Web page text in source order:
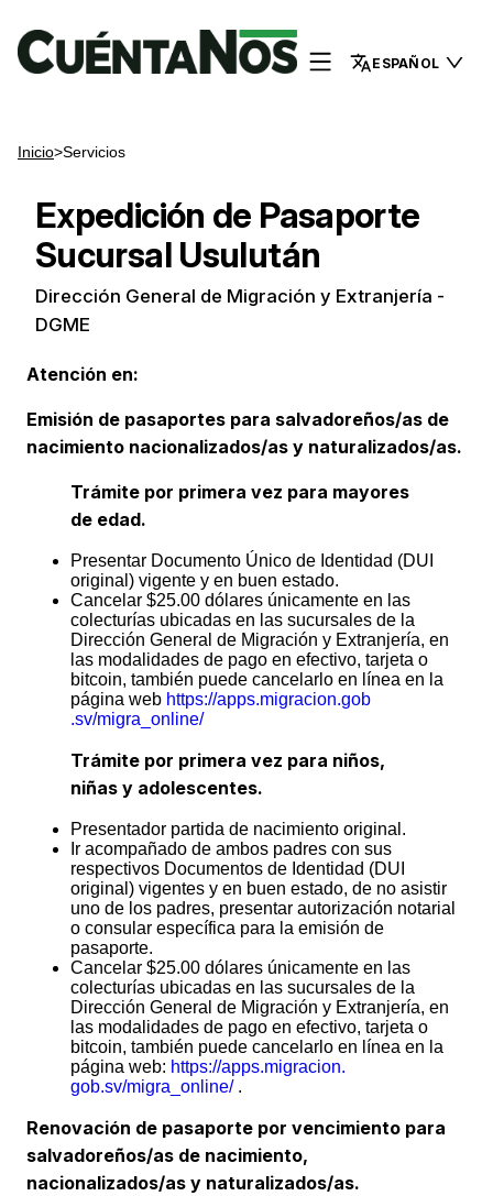
ESPAÑOL
Inicio>Servicios
Expedición de Pasaporte
Sucursal Usulután
Dirección General de Migración y Extranjería -
DGME
Atención en:
Emisión de pasaportes para salvadoreños/as de
nacimiento nacionalizados/as y naturalizados/as.
Trámite por primera vez para mayores
de edad.
Presentar Documento Único de Identidad (DUI
original) vigente y en buen estado.
Cancelar $25.00 dólares únicamente en las
colecturías ubicadas en las sucursales de la
Dirección General de Migración y Extranjería, en
las modalidades de pago en efectivo, tarjeta o
bitcoin, también puede cancelarlo en línea en la
página web https://apps.migracion.gob
.sv/migra_online/
Trámite por primera vez para niños,
niñas y adolescentes.
Presentador partida de nacimiento original.
Ir acompañado de ambos padres con sus
respectivos Documentos de Identidad (DUI
original) vigentes y en buen estado, de no asistir
uno de los padres, presentar autorización notarial
o consular específica para la emisión de
pasaporte.
Cancelar $25.00 dólares únicamente en las
colecturías ubicadas en las sucursales de la
Dirección General de Migración y Extranjería, en
las modalidades de pago en efectivo, tarjeta o
bitcoin, también puede cancelarlo en línea en la
página web: https://apps.migracion.
gob.sv/migra_online/.
Renovación de pasaporte por vencimiento para
salvadoreños/as de nacimiento,
nacionalizados/as y naturalizados/as.